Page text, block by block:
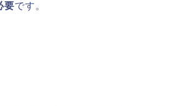
要です。